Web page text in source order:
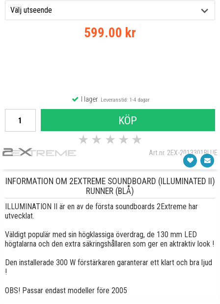
599.00 kr
I lagerLeveranstid: 1-4 dagar
KÖP
★ ★ ★ ★ ★
Art.nr. 2EX-2013301BLUE
INFORMATION OM 2EXTREME SOUNDBOARD (ILLUMINATED II)
RUNNER (BLÅ)
ILLUMINATION II är en av de första soundboards 2Extreme har
utvecklat.
Väldigt populär med sin högklassiga överdrag, de 130 mm LED
högtalarna och den extra säkringshållaren som ger en aktraktiv look !
Den installerade 300 W förstärkaren garanterar ett klart och bra ljud
!
OBS! Passar endast modeller före 2005